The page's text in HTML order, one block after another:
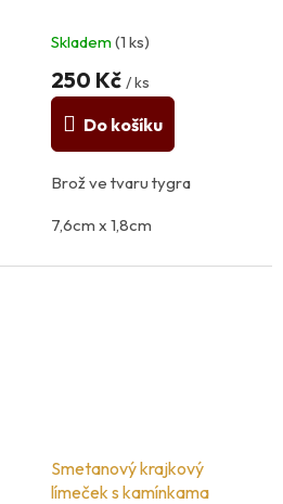
Skladem(1 ks)
250 Kč / ks
Do košíku
Brož ve tvaru tygra
7,6cm x 1,8cm
Materiál: kov
Smetanový krajkový
límeček s kamínkama